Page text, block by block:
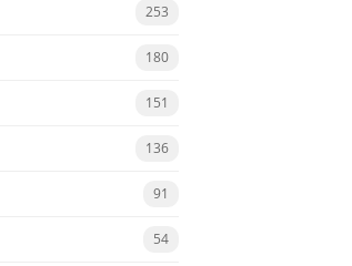
253
180
151
136
91
54